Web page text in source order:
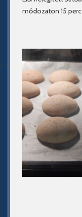
módozaton 15 perc